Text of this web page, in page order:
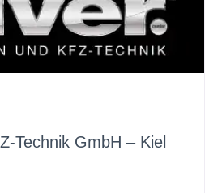
Technik GmbH – Kiel